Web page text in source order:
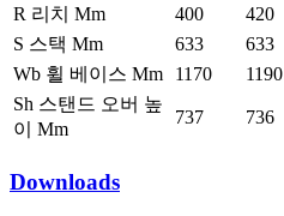
R 리치 Mm
400 420
S 스택 Mm
633 633
Wb 휠 베이스 Mm
1170 1190
Sh 스탠드 오버 높
이 Mm
737 736
Downloads